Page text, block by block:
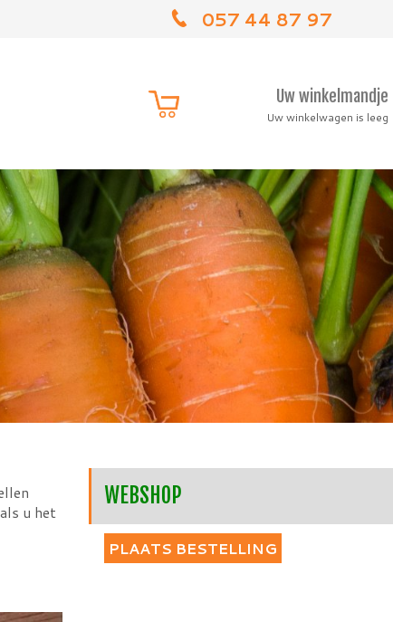
057 44 87 97
Uw winkelmandje
Uw winkelwagen is leeg
u het
WEBSHOP
PLAATS BESTELLING